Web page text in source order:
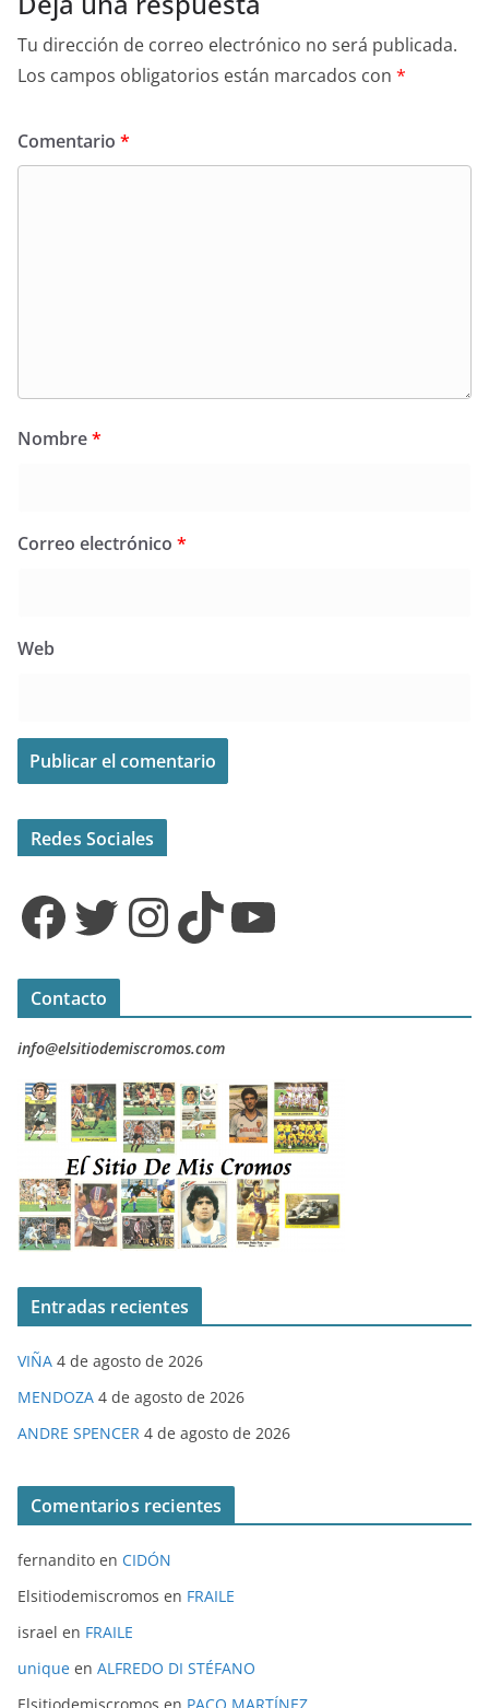
Tu dirección de correo electrónico no será publicada.
Los campos obligatorios están marcados con *
Comentario *
Nombre*
Correo electrónico *
Web
Redes Sociales
Facebook Twitter InstagramTikTok YouTube
Contacto
info@elsitiodemiscromos.com
Entradas recientes
VIÑA 4 de agosto de 2026
MENDOZA 4 de agosto de 2026
ANDRE SPENCER 4 de agosto de 2026
Comentarios recientes
fernandito en CIDÓN
Elsitiodemiscromos en FRAILE
israel en FRAILE
unique en ALFREDO DI STÉFANO